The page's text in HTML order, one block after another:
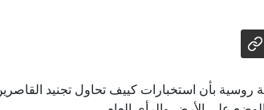
بأن استخبارات كييف تحاول تجنيد